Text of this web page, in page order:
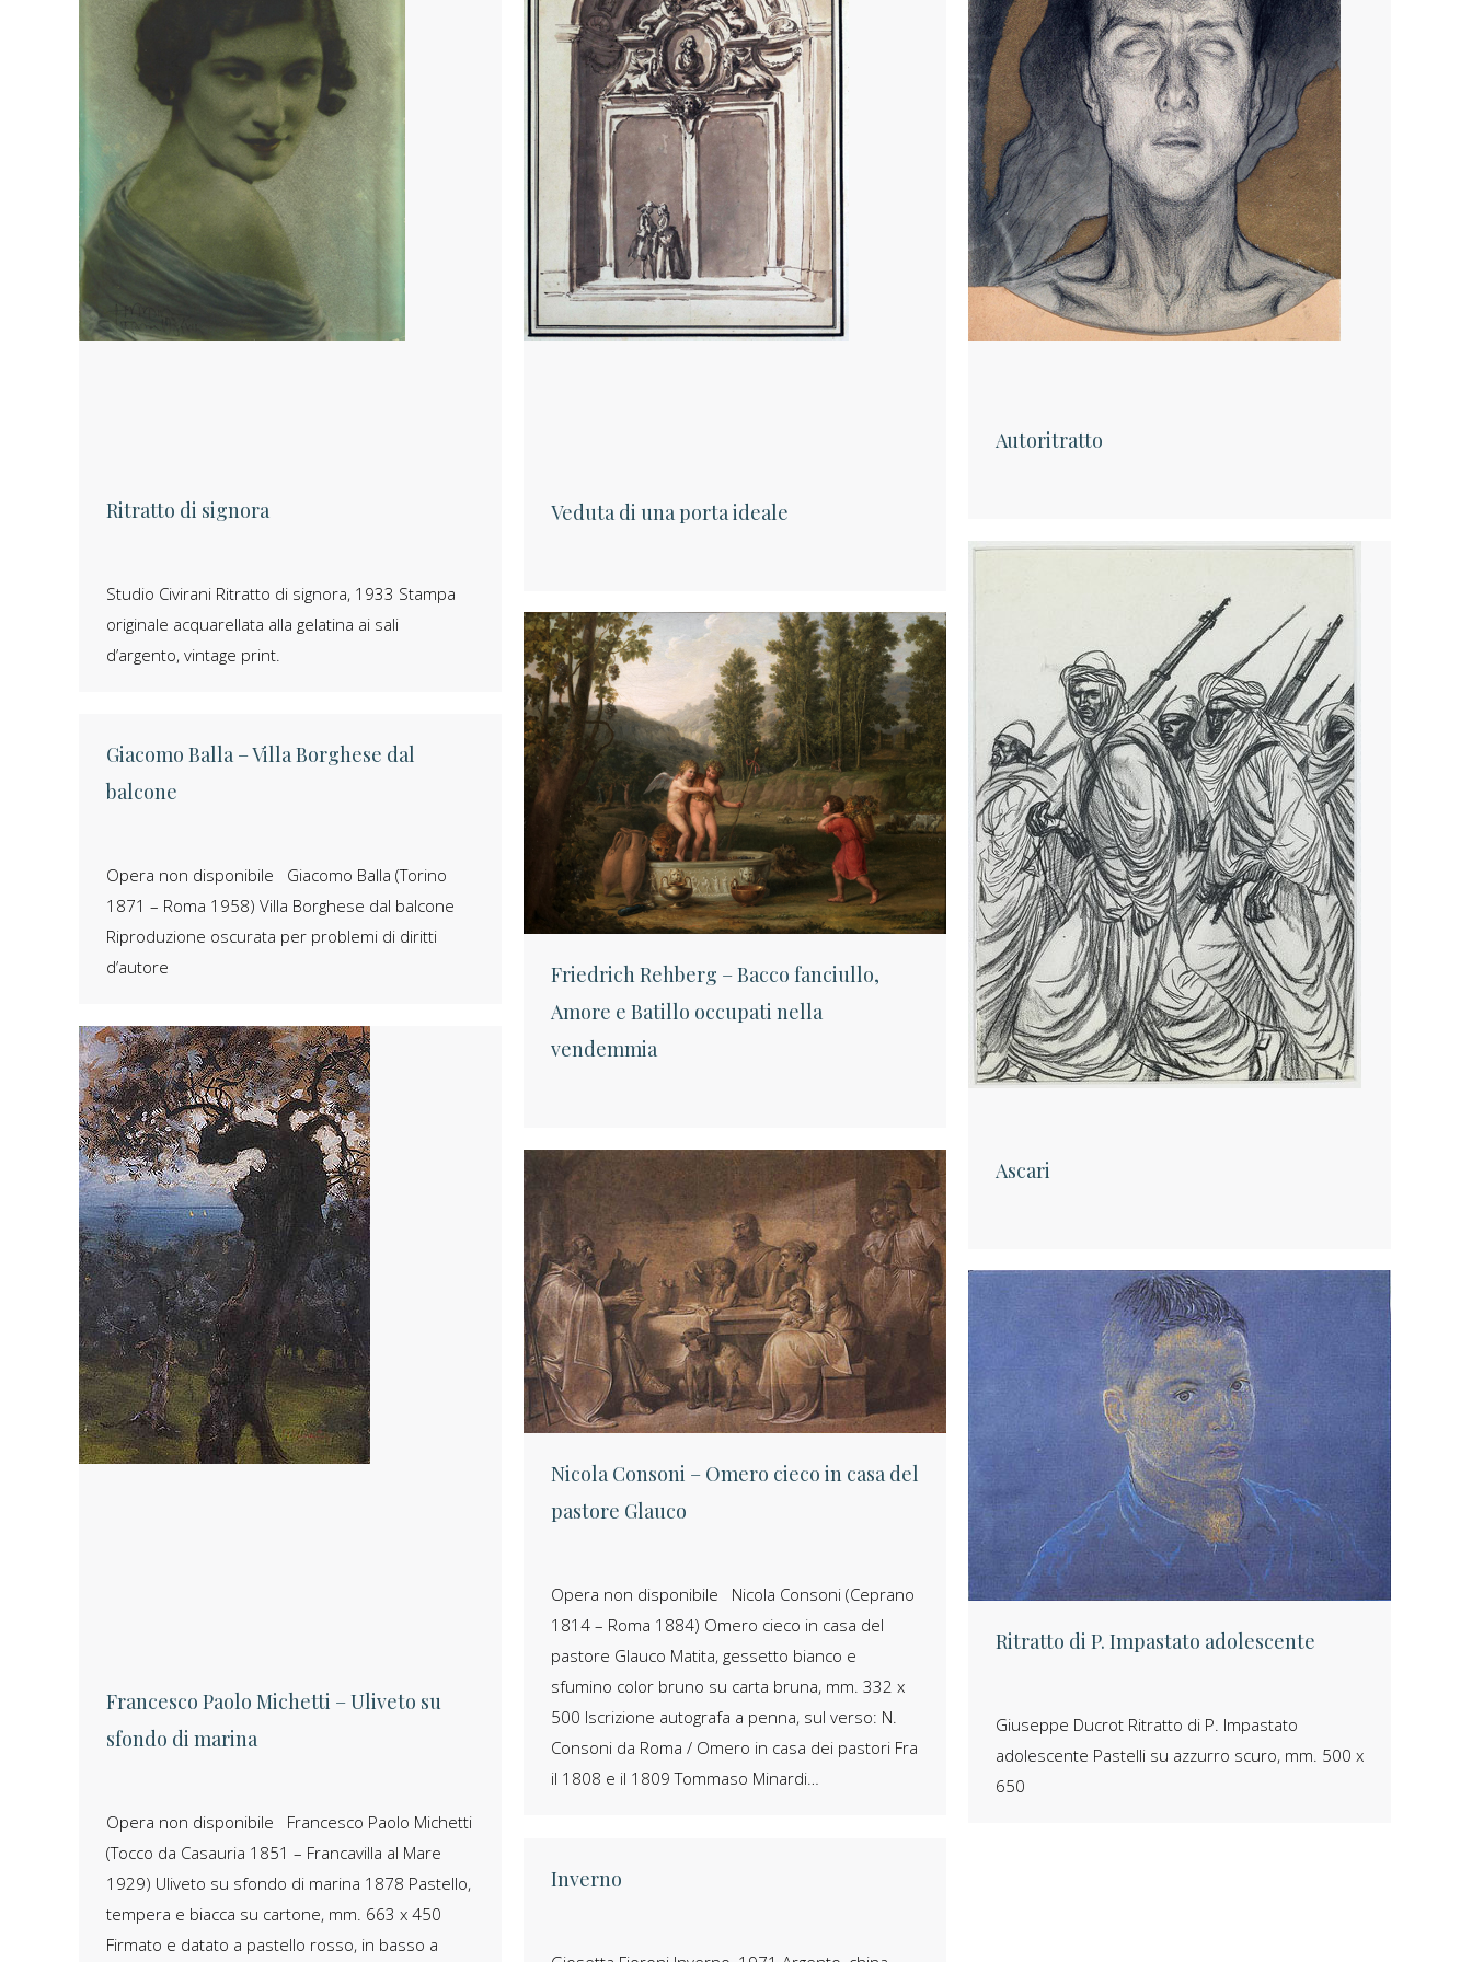
Ritratto di signora
Studio Civirani Ritratto di signora, 1933 Stampa
originale acquarellata alla gelatina ai sali
d’argento, vintage print.
Veduta di una porta ideale
Autoritratto
Ascari
Friedrich Rehberg – Bacco fanciullo,
Amore e Batillo occupati nella
vendemmia
Giacomo Balla – Villa Borghese dal
balcone
Opera non disponibile Giacomo Balla (Torino
1871 – Roma 1958) Villa Borghese dal balcone
Riproduzione oscurata per problemi di diritti
d’autore
Francesco Paolo Michetti – Uliveto su
sfondo di marina
Opera non disponibile Francesco Paolo Michetti
(Tocco da Casauria 1851 – Francavilla al Mare
1929) Uliveto su sfondo di marina 1878 Pastello,
tempera e biacca su cartone, mm. 663 x 450
Firmato e datato a pastello rosso, in basso a
Nicola Consoni – Omero cieco in casa del
pastore Glauco
Opera non disponibile Nicola Consoni (Ceprano
1814 – Roma 1884) Omero cieco in casa del
pastore Glauco Matita, gessetto bianco e
sfumino color bruno su carta bruna, mm. 332 x
500 Iscrizione autografa a penna, sul verso: N.
Consoni da Roma / Omero in casa dei pastori Fra
il 1808 e il 1809 Tommaso Minardi…
Ritratto di P. Impastato adolescente
Giuseppe Ducrot Ritratto di P. Impastato
adolescente Pastelli su azzurro scuro, mm. 500 x
650
Inverno